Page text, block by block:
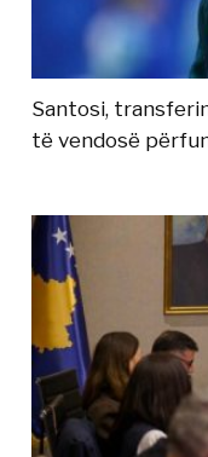
Santosi,
të vendosë